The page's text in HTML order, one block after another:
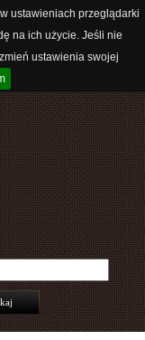
ustawieniach przeglądarki
na ich użycie. Jeśli nie
ustawienia swojej